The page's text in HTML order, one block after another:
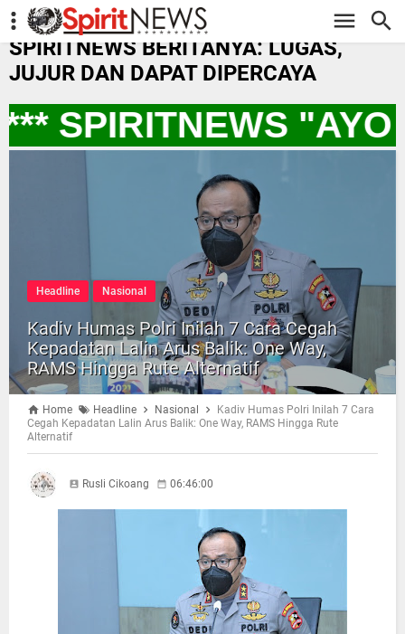
-->
SPIRITNEWS BERITANYA: LUGAS,
JUJUR DAN DAPAT DIPERCAYA
SPIRITNEWS "AYO
Headline Nasional
Kadiv Humas Polri Inilah 7 Cara Cegah
Kepadatan Lalin Arus Balik: One Way,
RAMS Hingga Rute Alternatif
Home Headline Nasional
Kadiv Humas Polri Inilah 7 Cara
Cegah Kepadatan Lalin Arus Balik: One Way, RAMS Hingga Rute
Alternatif
Rusli Cikoang 06:46:00